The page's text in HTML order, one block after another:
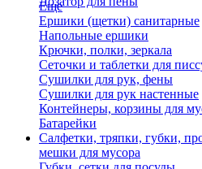
Еще
Ершики (щетки) санитарные
Напольные ершики
Крючки, полки, зеркала
Сеточки и таблетки для
Сушилки для рук, фены
Сушилки для рук настенные
Контейнеры, корзины для
Батарейки
Салфетки, тряпки, губки,
мешки для мусора